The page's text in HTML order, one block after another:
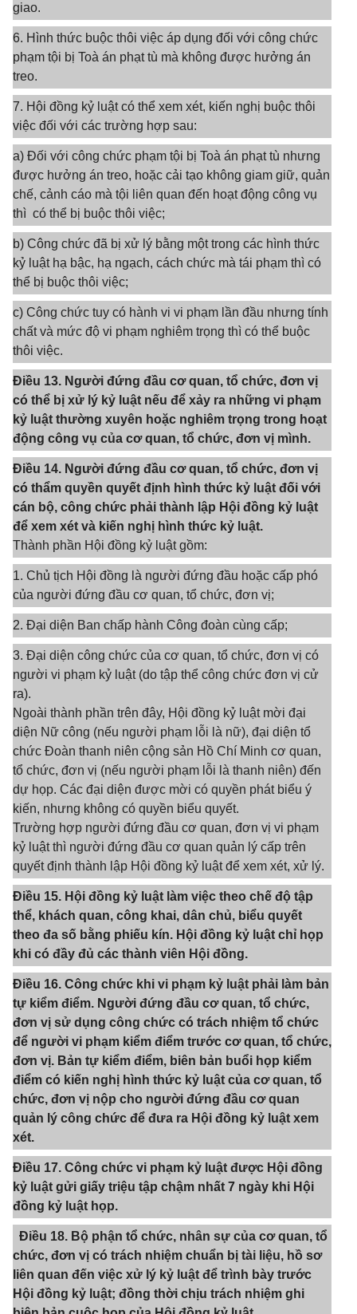
giao.
6. Hình thức buộc thôi việc áp dụng đối với công chức
phạm tội bị Toà án phạt tù mà không được hưởng án
treo.
7. Hội đồng kỷ luật có thể xem xét, kiến nghị buộc thôi
việc đối với các trường hợp sau:
a) Đối với công chức phạm tội bị Toà án phạt tù nhưng
được hưởng án treo, hoặc cải tạo không giam giữ, quản
chế, cảnh cáo mà tội liên quan đến hoạt động công vụ
thì có thể bị buộc thôi việc;
b) Công chức đã bị xử lý bằng một trong các hình thức
kỷ luật hạ bậc, hạ ngạch, cách chức mà tái phạm thì có
thể bị buộc thôi việc;
c) Công chức tuy có hành vi vi phạm lần đầu nhưng tính
chất và mức độ vi phạm nghiêm trọng thì có thể buộc
thôi việc.
Điều 13. Người đứng đầu cơ quan, tổ chức, đơn vị
có thể bị xử lý kỷ luật nếu để xảy ra những vi phạm
kỷ luật thường xuyên hoặc nghiêm trọng trong hoạt
động công vụ của cơ quan, tổ chức, đơn vị mình.
Điều 14. Người đứng đầu cơ quan, tổ chức, đơn vị
có thẩm quyền quyết định hình thức kỷ luật đối với
cán bộ, công chức phải thành lập Hội đồng kỷ luật
để xem xét và kiến nghị hình thức kỷ luật.
Thành phần Hội đồng kỷ luật gồm:
1. Chủ tịch Hội đồng là người đứng đầu hoặc cấp phó
của người đứng đầu cơ quan, tổ chức, đơn vị;
2. Đại diện Ban chấp hành Công đoàn cùng cấp;
3. Đại diện công chức của cơ quan, tổ chức, đơn vị có
người vi phạm kỷ luật (do tập thể công chức đơn vị cử
ra).
Ngoài thành phần trên đây, Hội đồng kỷ luật mời đại
diện Nữ công (nếu người phạm lỗi là nữ), đại diện tổ
chức Đoàn thanh niên cộng sản Hồ Chí Minh cơ quan,
tổ chức, đơn vị (nếu người phạm lỗi là thanh niên) đến
dự họp. Các đại diện được mời có quyền phát biểu ý
kiến, nhưng không có quyền biểu quyết.
Trường hợp người đứng đầu cơ quan, đơn vị vi phạm
kỷ luật thì người đứng đầu cơ quan quản lý cấp trên
quyết định thành lập Hội đồng kỷ luật để xem xét, xử lý.
Điều 15. Hội đồng kỷ luật làm việc theo chế độ tập
thể, khách quan, công khai, dân chủ, biểu quyết
theo đa số bằng phiếu kín. Hội đồng kỷ luật chỉ họp
khi có đầy đủ các thành viên Hội đồng.
Điều 16. Công chức khi vi phạm kỷ luật phải làm bản
tự kiểm điểm. Người đứng đầu cơ quan, tổ chức,
đơn vị sử dụng công chức có trách nhiệm tổ chức
để người vi phạm kiểm điểm trước cơ quan, tổ chức,
đơn vị. Bản tự kiểm điểm, biên bản buổi họp kiểm
điểm có kiến nghị hình thức kỷ luật của cơ quan, tổ
chức, đơn vị nộp cho người đứng đầu cơ quan
quản lý công chức để đưa ra Hội đồng kỷ luật xem
xét.
Điều 17. Công chức vi phạm kỷ luật được Hội đồng
kỷ luật gửi giấy triệu tập chậm nhất 7 ngày khi Hội
đồng kỷ luật họp.
Điều 18. Bộ phận tổ chức, nhân sự của cơ quan, tổ
chức, đơn vị có trách nhiệm chuẩn bị tài liệu, hồ sơ
liên quan đến việc xử lý kỷ luật để trình bày trước
Hội đồng kỷ luật; đồng thời chịu trách nhiệm ghi